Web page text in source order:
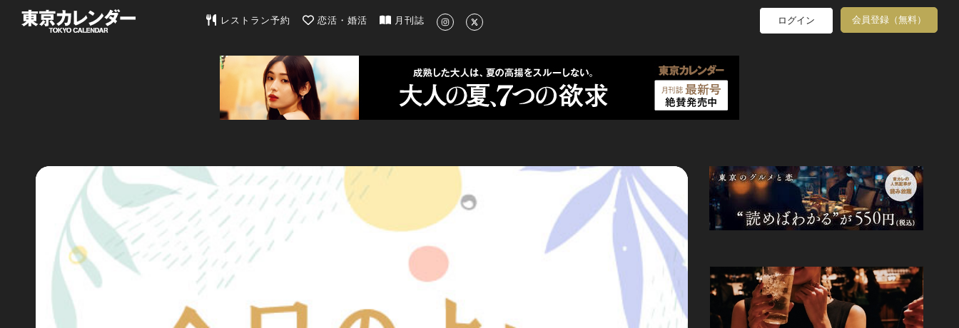
東京カレンダー | 最新のグルメ、洗練されたライフスタイル情報
レストラン予約 恋活・婚活 月刊誌 ログイン 会員登録（無料）